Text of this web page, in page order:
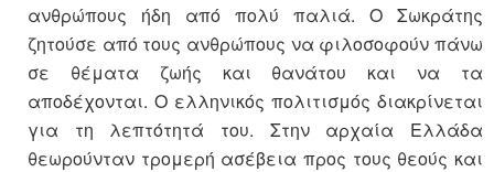
ανθρώπους ήδη από πολύ παλιά. Ο Σωκράτης
ζητούσε από τους ανθρώπους να φιλοσοφούν πάνω
σε θέματα ζωής και θανάτου και να τα
αποδέχονται. Ο ελληνικός πολιτισμός διακρίνεται
για τη λεπτότητά του. Στην αρχαία Ελλάδα
θεωρούνταν τρομερή ασέβεια προς τους θεούς και